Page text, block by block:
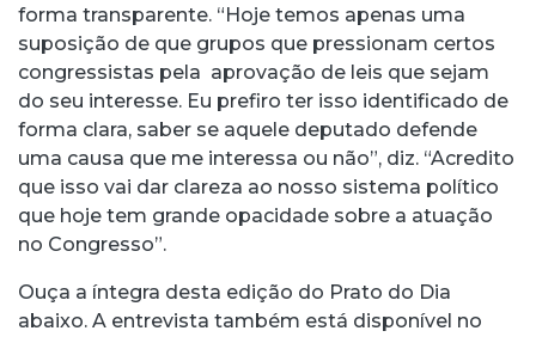
forma transparente. “Hoje temos apenas uma
suposição de que grupos que pressionam certos
congressistas pela aprovação de leis que sejam
do seu interesse. Eu prefiro ter isso identificado de
forma clara, saber se aquele deputado defende
uma causa que me interessa ou não”, diz. “Acredito
que isso vai dar clareza ao nosso sistema político
que hoje tem grande opacidade sobre a atuação
no Congresso”.
Ouça a íntegra desta edição do Prato do Dia
abaixo. A entrevista também está disponível no